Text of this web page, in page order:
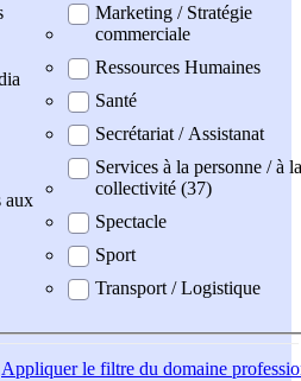
aux
Marketing / Stratégie
commerciale
Ressources Humaines
Santé
Secrétariat / Assistanat
Services à la personne / à la
collectivité (37)
Spectacle
Sport
Transport / Logistique
Appliquerle filtre du domaine